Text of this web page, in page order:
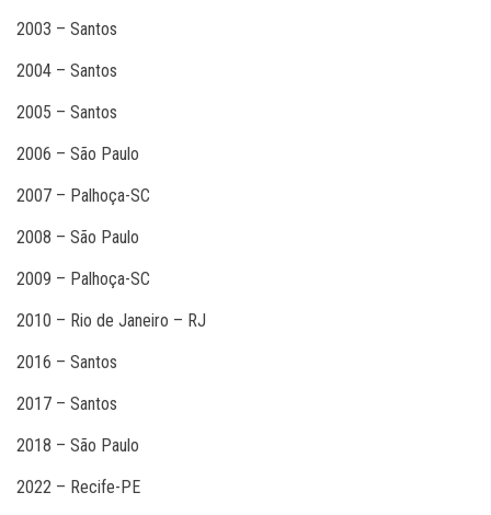
2003 – Santos
2004 – Santos
2005 – Santos
2006 – São Paulo
2007 – Palhoça-SC
2008 – São Paulo
2009 – Palhoça-SC
2010 – Rio de Janeiro – RJ
2016 – Santos
2017 – Santos
2018 – São Paulo
2022 – Recife-PE